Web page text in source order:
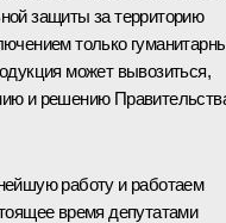
защиты за территорию
только
может вывозиться,
и решению
работу и работаем
время депутатами